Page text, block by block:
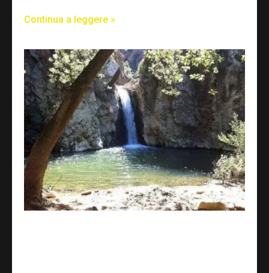
Continua a leggere »